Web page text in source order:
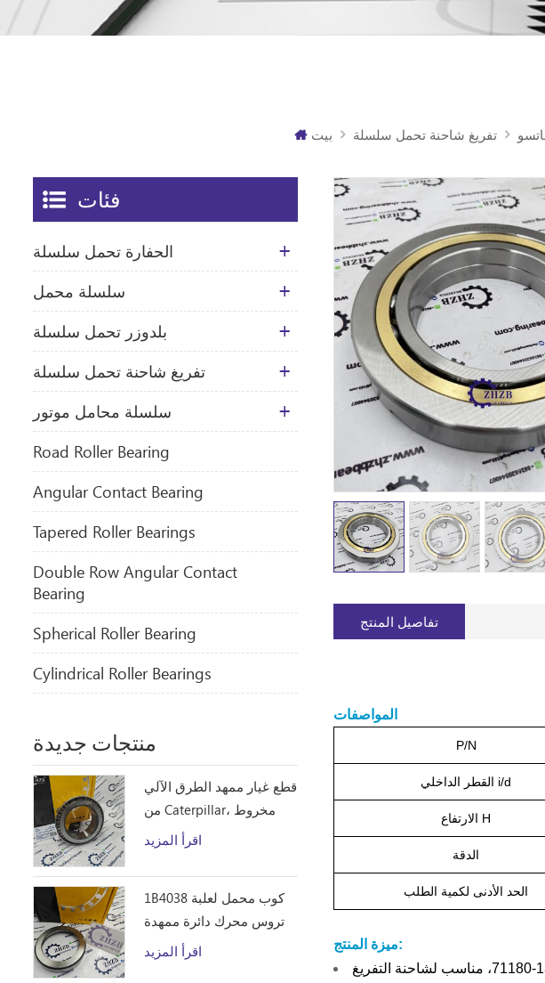
بيت تفريغ شاحنة تحمل سلسلة
تفاصيل المنتج
المواصفات
P/N
القطر الداخلي i/d
الارتفاع H
الدقة
الحد الأدنى لكمية الطلب
ميزة المنتج:
فئات
الحفارة تحمل سلسلة
سلسلة محمل
بلدوزر تحمل سلسلة
تفريغ شاحنة تحمل سلسلة
سلسلة محامل موتور
​Road Roller Bearing
Angular Contact Bearing
Tapered Roller Bearings
Double Row Angular Contact
Bearing
Spherical Roller Bearing
Cylindrical Roller Bearings
منتجات جديدة
قطع غيار ممهد الطرق الآلي
من Caterpillar، مخروط
محمل أسطواني مخروطي
المحامل
اقرأ المزيد
1B4038 كوب محمل لعلبة
تروس محرك دائرة ممهدة
الطرق
اقرأ المزيد